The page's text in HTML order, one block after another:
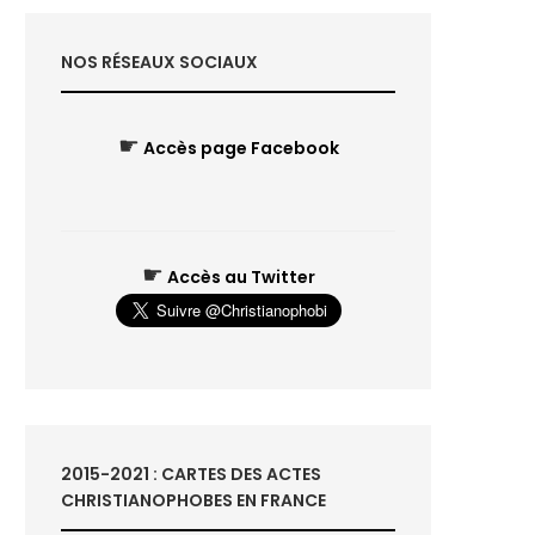
NOS RÉSEAUX SOCIAUX
☛ Accès page Facebook
☛ Accès au Twitter
2015-2021 : CARTES DES ACTES
CHRISTIANOPHOBES EN FRANCE